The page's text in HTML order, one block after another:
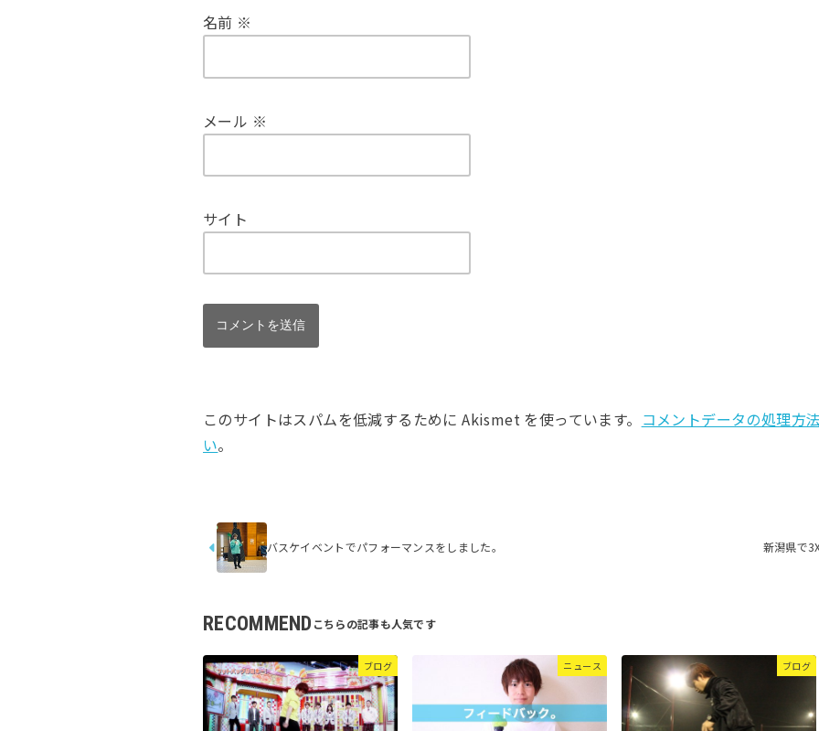
名前 ※
メール ※
サイト
このサイトはスパムを低減するために Akismet を使っています。 コメントデータの処理方
い。
バスケイベントでパフォーマンスをしました。 新潟県で
RECOMMEND
ブログ ニュース ブログ